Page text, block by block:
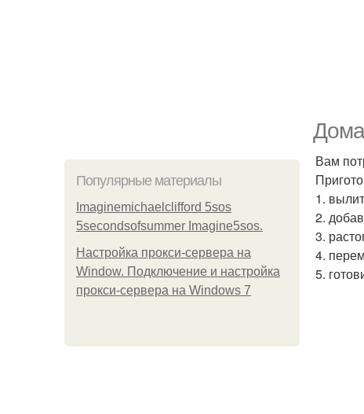
Популярные материалы
Imaginemichaelclifford 5sos
5secondsofsummer Imagine5sos.
Настройка прокси-сервера на
Window. Подключение и настройка
прокси-сервера на Windows 7
Вам
1.
2.
3.
4.
5.